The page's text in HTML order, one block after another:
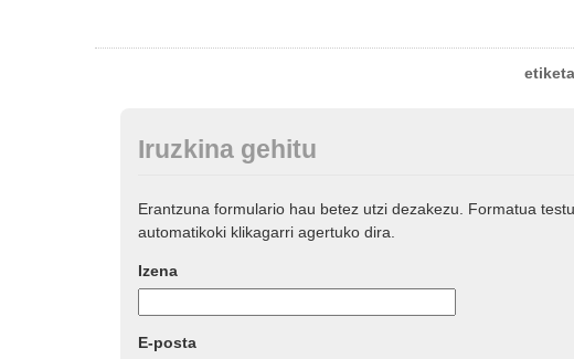
Iruzkina gehitu
Erantzuna formulario hau betez utzi dezakezu. Formatua
automatikoki klikagarri agertuko dira.
Izena
E-posta